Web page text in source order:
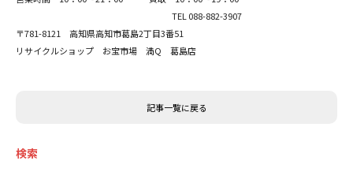
TEL 088-882-3907
〒781-8121 高知県高知市葛島2丁目3番51
リサイクルショップ お宝市場 満Q 葛島店
記事一覧に戻る
検索